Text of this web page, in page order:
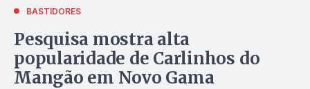
BASTIDORES
Pesquisa mostra alta
popularidade de Carlinhos do
Mangão em Novo Gama